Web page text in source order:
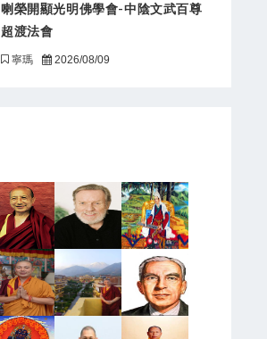
喇榮開顯光明佛學會-中陰文武百尊
超渡法會
寧瑪 2026/08/09